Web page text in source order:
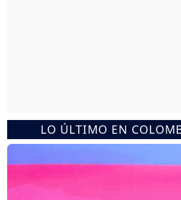
LO ÚLTIMO EN